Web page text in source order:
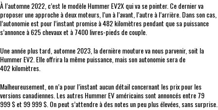
À l’automne 2022, c’est le modèle Hummer EV2X qui va se pointer. Ce dernier va
proposer une approche à deux moteurs, l’un à l’avant, l’autre à l’arrière. Dans son cas,
l’autonomie est pour l’instant promise à 482 kilomètres pendant que sa puissance
s’annonce à 625 chevaux et à 7400 livres-pieds de couple.
Une année plus tard, automne 2023, la dernière mouture va nous parvenir, soit la
Hummer EV2. Elle offrira la même puissance, mais son autonomie sera de
402 kilomètres.
Malheureusement, on n’a pour l’instant aucun détail concernant les prix pour les
versions canadiennes. Les autres Hummer EV américains sont annoncés entre 79
999 $ et 99 999 $. On peut s’attendre à des notes un peu plus élevées, sans surprise.